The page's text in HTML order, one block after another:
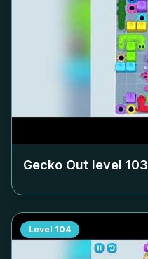
Gecko Out level 103
Level 104